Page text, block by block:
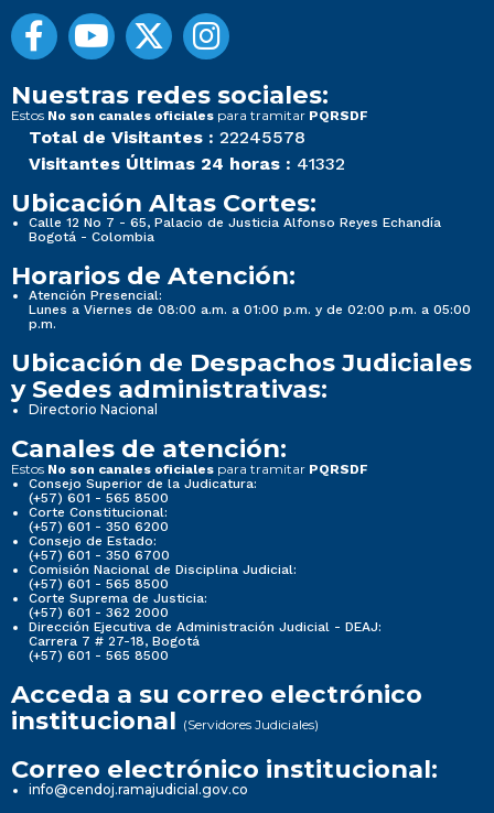
Nuestras redes sociales:
Estos No son canales oficiales para tramitar PQRSDF
Total de Visitantes : 22245578
Visitantes Últimas 24 horas : 41332
Ubicación Altas Cortes:
Calle 12 No 7 - 65, Palacio de Justicia Alfonso Reyes Echandía
Bogotá - Colombia
Horarios de Atención:
Atención Presencial:
Lunes a Viernes de 08:00 a.m. a 01:00 p.m. y de 02:00 p.m. a 05:00
p.m.
Ubicación de Despachos Judiciales
y Sedes administrativas:
Directorio Nacional
Canales de atención:
Estos No son canales oficiales para tramitar PQRSDF
Consejo Superior de la Judicatura:
(+57) 601 - 565 8500
Corte Constitucional:
(+57) 601 - 350 6200
Consejo de Estado:
(+57) 601 - 350 6700
Comisión Nacional de Disciplina Judicial:
(+57) 601 - 565 8500
Corte Suprema de Justicia:
(+57) 601 - 362 2000
Dirección Ejecutiva de Administración Judicial - DEAJ:
Carrera 7 # 27-18, Bogotá
(+57) 601 - 565 8500
Acceda a su correo electrónico
institucional (Servidores Judiciales)
Correo electrónico institucional:
info@cendoj.ramajudicial.gov.co